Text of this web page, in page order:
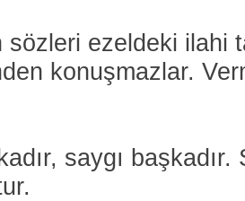
sözleri ezeldeki ilahi
konuşmazlar.
saygı